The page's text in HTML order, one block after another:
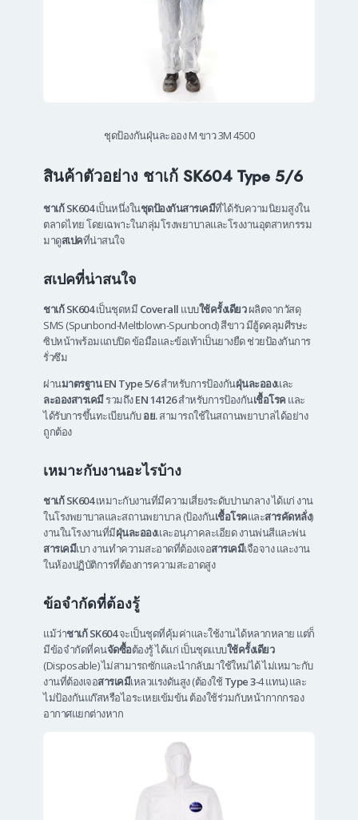
ชุดป้องกันฝุ่นละออง M ขาว 3M 4500
สินค้าตัวอย่าง ชาเก้ SK604 Type 5/6
ชาเก้ SK604เป็นหนึ่งในชุดป้องกันสารเคมีที่ได้รับความนิยมสูงใน
ตลาดไทย โดยเฉพาะในกลุ่มโรงพยาบาลและโรงงานอุตสาหกรรม
มาดูสเปคที่น่าสนใจ
สเปคที่น่าสนใจ
ชาเก้ SK604เป็นชุดหมี Coverall แบบใช้ครั้งเดียวผลิตจากวัสดุ
SMS (Spunbond-Meltblown-Spunbond) สีขาว มีฮู้ดคลุมศีรษะ
ซิปหน้าพร้อมแถบปิด ข้อมือและข้อเท้าเป็นยางยืด ช่วยป้องกันการ
รั่วซึม
ผ่านมาตรฐาน EN Type 5/6สำหรับการป้องกันฝุ่นละอองและ
ละอองสารเคมีรวมถึงEN 14126สำหรับการป้องกันเชื้อโรค และ
ได้รับการขึ้นทะเบียนกับอย.สามารถใช้ในสถานพยาบาลได้อย่าง
ถูกต้อง
เหมาะกับงานอะไรบ้าง
ชาเก้ SK604เหมาะกับงานที่มีความเสี่ยงระดับปานกลาง ได้แก่ งาน
ในโรงพยาบาลและสถานพยาบาล (ป้องกันเชื้อโรคและสารคัดหลั่ง)
งานในโรงงานที่มีฝุ่นละอองและอนุภาคละเอียด งานพ่นสีและพ่น
สารเคมีเบา งานทำความสะอาดที่ต้องเจอสารเคมีเจือจาง และงาน
ในห้องปฏิบัติการที่ต้องการความสะอาดสูง
ข้อจำกัดที่ต้องรู้
แม้ว่าชาเก้ SK604จะเป็นชุดที่คุ้มค่าและใช้งานได้หลากหลาย แต่ก็
มีข้อจำกัดที่คนจัดซื้อต้องรู้ ได้แก่ เป็นชุดแบบใช้ครั้งเดียว
(Disposable) ไม่สามารถซักและนำกลับมาใช้ใหม่ได้ ไม่เหมาะกับ
งานที่ต้องเจอสารเคมีเหลวแรงดันสูง (ต้องใช้Type 3-4 แทน) และ
ไม่ป้องกันแก๊สหรือไอระเหยเข้มข้น ต้องใช้ร่วมกับหน้ากากกรอง
อากาศแยกต่างหาก